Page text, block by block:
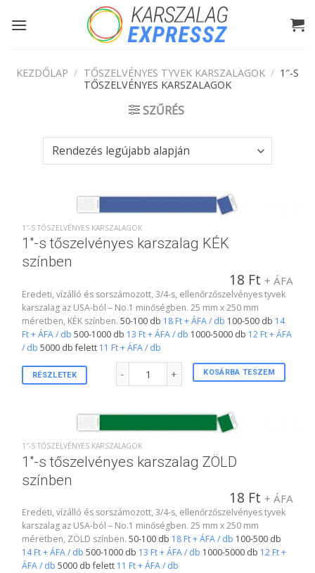
KEZDŐLAP / TŐSZELVÉNYES TYVEK KARSZALAGOK / 1″-S
TŐSZELVÉNYES KARSZALAGOK
SZŰRÉS
1″-S TŐSZELVÉNYES KARSZALAGOK
1″-s tőszelvényes karszalag KÉK
színben
18 Ft + ÁFA
Eredeti, vízálló és sorszámozott, 3/4-s, ellenőrzőszelvényes tyvek
karszalag az USA-ból – No.1 minőségben. 25 mm x 250 mm
méretben, KÉK színben.50-100 db 18 Ft + ÁFA / db 100-500 db 14
Ft + ÁFA / db 500-1000 db 13 Ft + ÁFA / db 1000-5000 db 12 Ft + ÁFA
/ db 5000 db felett 11 Ft + ÁFA / db
RÉSZLETEK KOSÁRBA TESZEM
1"-s tőszelvényes karszalag KÉK színben
1″-S TŐSZELVÉNYES KARSZALAGOK
1″-s tőszelvényes karszalag ZÖLD
színben
18 Ft + ÁFA
Eredeti, vízálló és sorszámozott, 3/4-s, ellenőrzőszelvényes tyvek
karszalag az USA-ból – No.1 minőségben. 25 mm x 250 mm
méretben, ZÖLD színben.50-100 db 18 Ft + ÁFA / db 100-500 db
14 Ft + ÁFA / db 500-1000 db 13 Ft + ÁFA / db 1000-5000 db 12 Ft +
ÁFA / db 5000 db felett 11 Ft + ÁFA / db